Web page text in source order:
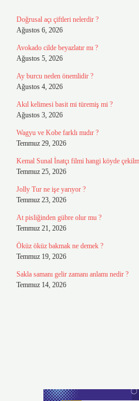
Doğrusal açı çiftleri nelerdir ?
Ağustos 6, 2026
Avokado cilde beyazlatır mı ?
Ağustos 5, 2026
Ay burcu neden önemlidir ?
Ağustos 4, 2026
Akıl kelimesi basit mi türemiş mi ?
Ağustos 3, 2026
Wagyu ve Kobe farklı mıdır ?
Temmuz 29, 2026
Kemal Sunal İnatçı filmi hangi köyde
Temmuz 25, 2026
Jolly Tur ne işe yarıyor ?
Temmuz 23, 2026
At pisliğinden gübre olur mu ?
Temmuz 21, 2026
Öküz öküz bakmak ne demek ?
Temmuz 19, 2026
Sakla samanı gelir zamanı anlamı nedir ?
Temmuz 14, 2026